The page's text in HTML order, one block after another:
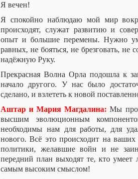
Я вечен!
Я спокойно наблюдаю мой мир
происходят, служат развитию и
опыт и большие перемены. Нужно
равных, не бояться, не брезговать, не
надёжную Руку.
Прекрасная Волна Орла подошла к
начало другого. У нас было
сделано, и взлететь к новой
Аштар и Мария Магдалина: Мы
высшим эволюционным
необходимы нам для работы, для
нового. Всё это происходит на
политики, желавшие войн и не
передний план выходят те, кто
самым высоким смыслом!